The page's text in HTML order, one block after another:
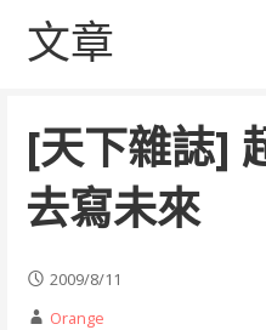
文章
[天下雜誌]
去寫未來
2009/8/11
Orange